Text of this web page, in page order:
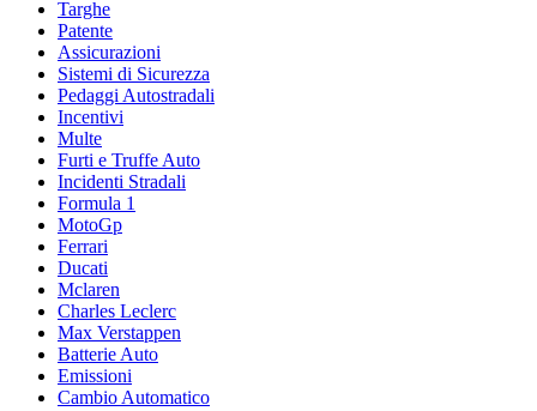
Targhe
Patente
Assicurazioni
Sistemi di Sicurezza
Pedaggi Autostradali
Incentivi
Multe
Furti e Truffe Auto
Incidenti Stradali
Formula 1
MotoGp
Ferrari
Ducati
Mclaren
Charles Leclerc
Max Verstappen
Batterie Auto
Emissioni
Cambio Automatico